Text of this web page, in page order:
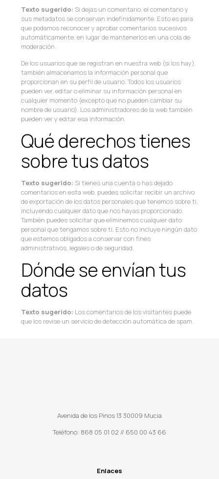
Texto sugerido: Si dejas un comentario, el comentario y
sus metadatos se conservan indefinidamente. Esto es para
que podamos reconocer y aprobar comentarios sucesivos
automáticamente, en lugar de mantenerlos en una cola de
moderación.
De los usuarios que se registran en nuestra web (si los hay),
también almacenamos la información personal que
proporcionan en su perfil de usuario. Todos los usuarios
pueden ver, editar o eliminar su información personal en
cualquier momento (excepto que no pueden cambiar su
nombre de usuario). Los administradores de la web también
pueden ver y editar esa información.
Qué derechos tienes
sobre tus datos
Texto sugerido: Si tienes una cuenta o has dejado
comentarios en esta web, puedes solicitar recibir un archivo
de exportación de los datos personales que tenemos sobre ti,
incluyendo cualquier dato que nos hayas proporcionado.
También puedes solicitar que eliminemos cualquier dato
personal que tengamos sobre ti. Esto no incluye ningún dato
que estemos obligados a conservar con fines
administrativos, legales o de seguridad.
Dónde se envían tus
datos
Texto sugerido: Los comentarios de los visitantes puede
que los revise un servicio de detección automática de spam.
Avenida de los Pinos 13 30009 Mucia
Teléfono: 868 05 01 02 // 650 00 43 66
Enlaces